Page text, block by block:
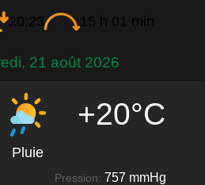
20:23 15 h 01 min
21 août 2026
+20°C
Pluie
Pression: 757 mmHg